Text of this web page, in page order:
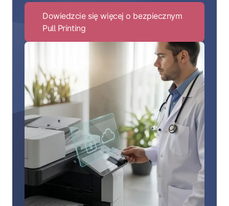
Dowiedzcie się więcej o bezpiecznym
Pull Printing
to
o
Printing